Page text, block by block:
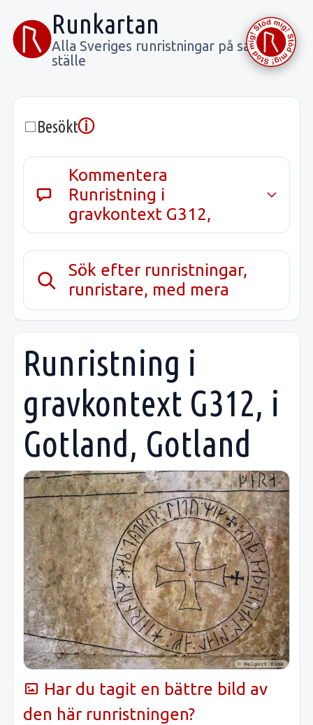
Runkartan
Alla Sveriges runristningar på samma
ställe
Besöktⓘ
Kommentera
Runristning i
gravkontext G312,
Sök efter runristningar,
runristare, med mera
Runristning i
gravkontext G312, i
Gotland, Gotland
Har du tagit en bättre bild av
den här runristningen?